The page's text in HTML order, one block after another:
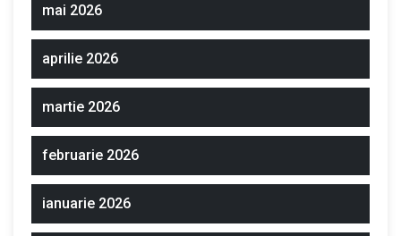
mai 2026
aprilie 2026
martie 2026
februarie 2026
ianuarie 2026